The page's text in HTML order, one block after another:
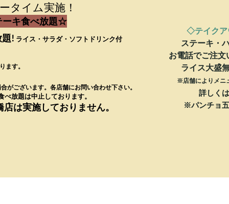
タイム実施！
キ食べ放題☆
題! ライス・サラダ・ソフトドリンク付
ます。
がございます。 各店舗にお問い合わせ下さい。
放題は中止しております。
店は実施しておりません。
◇テイク
ステーキ・
お電話でご注
ライス大盛
※店舗によりメニ
詳しくは
​※パンチョ